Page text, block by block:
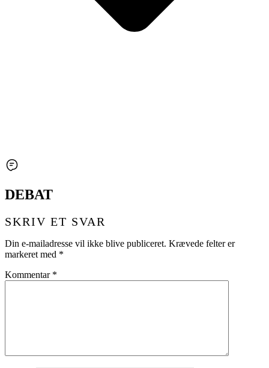
DEBAT
SKRIV ET SVAR
Din e-mailadresse vil ikke blive publiceret. Krævede felter er
markeret med *
Kommentar *